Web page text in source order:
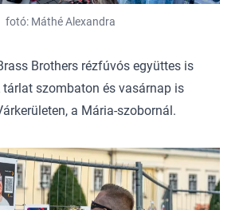
fotó: Máthé Alexandra
Brothers rézfúvós együttes is
tárlat szombaton és vasárnap is
a Mária-szobornál.